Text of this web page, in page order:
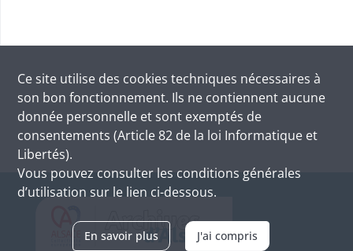
Ce site utilise des cookies techniques nécessaires à
son bon fonctionnement. Ils ne contiennent aucune
donnée personnelle et sont exemptés de
consentements (Article 82 de la loi Informatique et
Libertés).
Vous pouvez consulter les conditions générales
d’utilisation sur le lien ci-dessous.
En savoir plus J'ai compris